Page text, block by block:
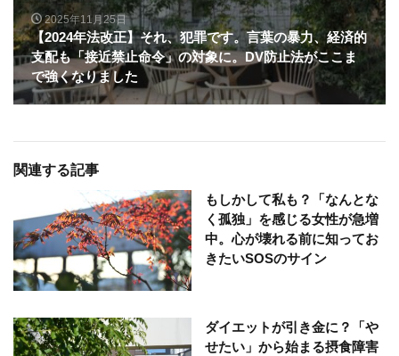
2025年11月25日
【2024年法改正】それ、犯罪です。言葉の暴力、経済的
支配も「接近禁止命令」の対象に。DV防止法がここま
で強くなりました
関連する記事
もしかして私も？「なんとな
く孤独」を感じる女性が急増
中。心が壊れる前に知ってお
きたいSOSのサイン
ダイエットが引き金に？「や
せたい」から始まる摂食障害